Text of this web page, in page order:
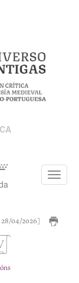
CA
04/2026]